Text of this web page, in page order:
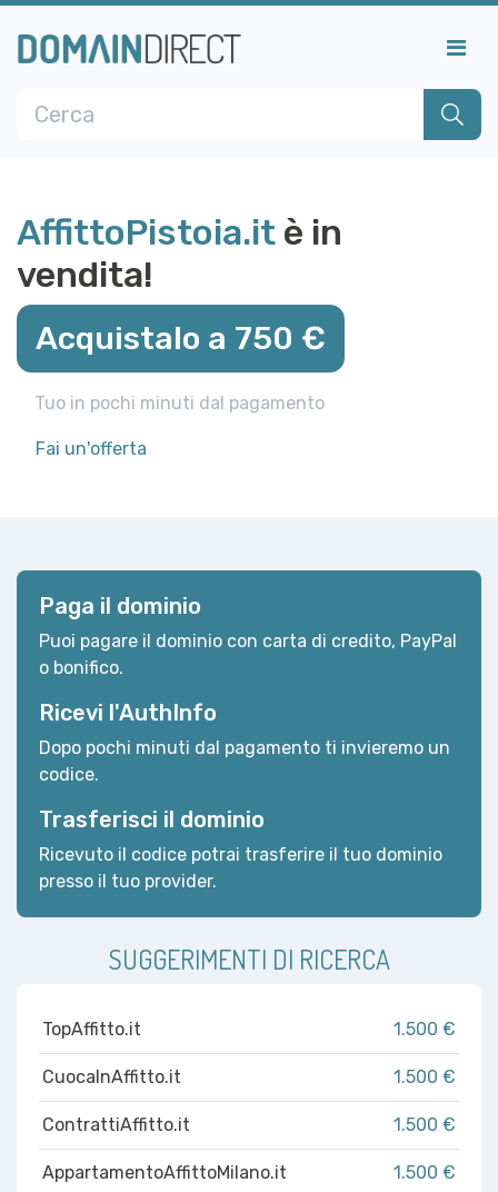
AffittoPistoia.it è in
vendita!
Acquistalo a 750 €
Tuo in pochi minuti dal pagamento
Fai un'offerta
Paga il dominio
Puoi pagare il dominio con carta di credito, PayPal
o bonifico.
Ricevi l'AuthInfo
Dopo pochi minuti dal pagamento ti invieremo un
codice.
Trasferisci il dominio
Ricevuto il codice potrai trasferire il tuo dominio
presso il tuo provider.
SUGGERIMENTI DI RICERCA
TopAffitto.it 1.500 €
CuocaInAffitto.it 1.500 €
ContrattiAffitto.it 1.500 €
AppartamentoAffittoMilano.it 1.500 €